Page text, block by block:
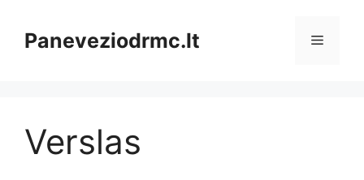
turinioPaneveziodrmc.lt Meniu
Verslas